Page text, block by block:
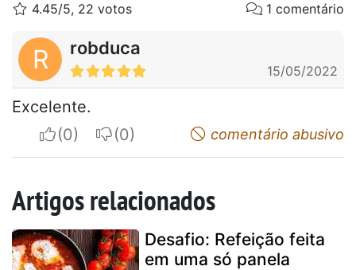
4.45/5, 22 votos 1 comentário
R robduca
15/05/2022
Excelente.
I apreciateI do not appreciatecomentário abusivo
Artigos relacionados
Desafio: Refeição feita
em uma só panela